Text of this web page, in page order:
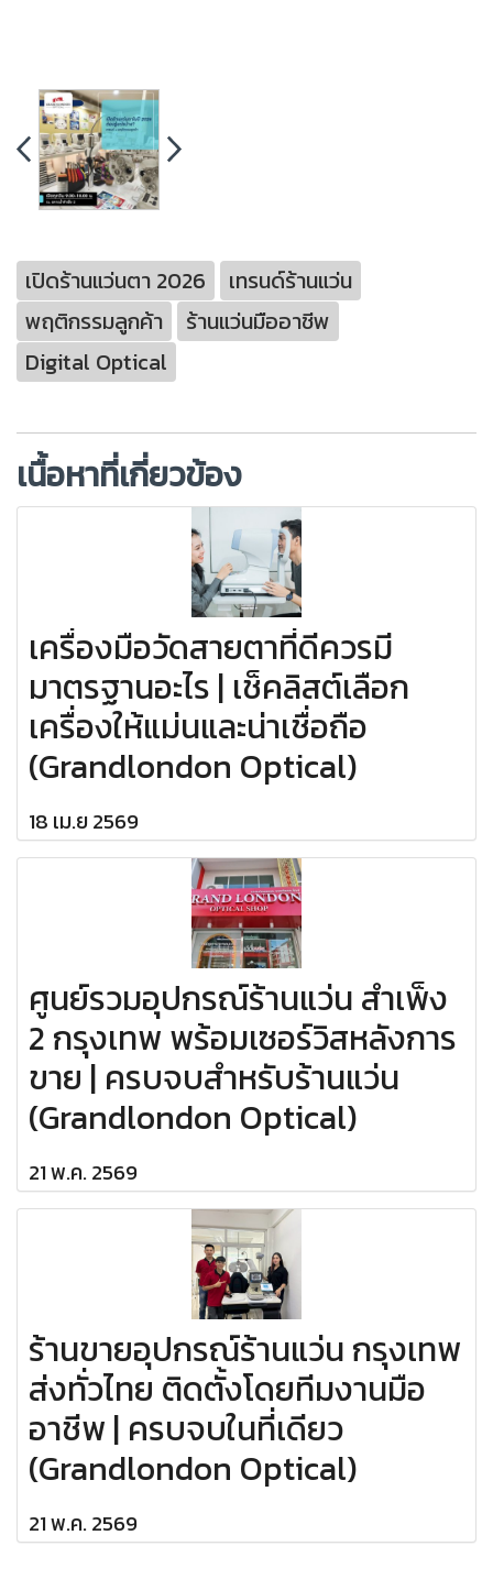
เปิดร้านแว่นตา 2026
เทรนด์ร้านแว่น
พฤติกรรมลูกค้า
ร้านแว่นมืออาชีพ
Digital Optical
เนื้อหาที่เกี่ยวข้อง
เครื่องมือวัดสายตาที่ดีควรมี
มาตรฐานอะไร | เช็คลิสต์เลือก
เครื่องให้แม่นและน่าเชื่อถือ
(Grandlondon Optical)
18 เม.ย 2569
ศูนย์รวมอุปกรณ์ร้านแว่น สำเพ็ง
2 กรุงเทพ พร้อมเซอร์วิสหลังการ
ขาย | ครบจบสำหรับร้านแว่น
(Grandlondon Optical)
21 พ.ค. 2569
ร้านขายอุปกรณ์ร้านแว่น กรุงเทพ
ส่งทั่วไทย ติดตั้งโดยทีมงานมือ
อาชีพ | ครบจบในที่เดียว
(Grandlondon Optical)
21 พ.ค. 2569